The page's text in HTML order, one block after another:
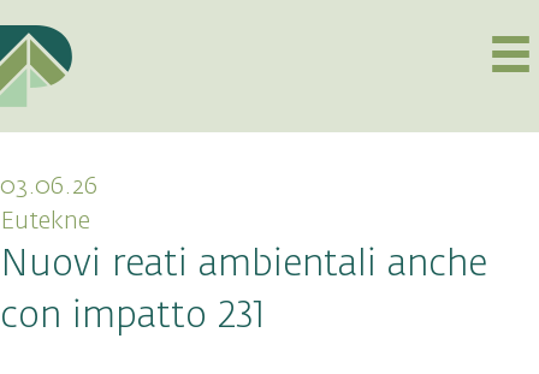
03.06.26
Eutekne
Nuovi reati ambientali anche
con impatto 231